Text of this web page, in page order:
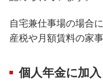
自宅兼仕事場の場合
産税や月額賃料の家
個人年金に加入